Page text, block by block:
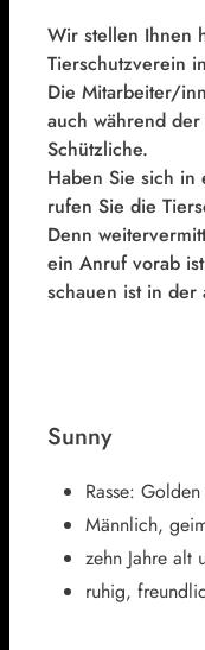
Wir stellen Ihnen
Tierschutzverein
Die Mitarbeiter/
auch während
Schützliche.
Haben Sie sich
rufen Sie die
Denn
ein Anruf vorab
schauen ist in
Sunny
Rasse:
Männlich,
zehn Jahre alt
ruhig,